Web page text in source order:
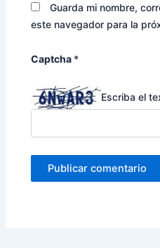
Guarda mi nombre,
este navegador para la
Captcha *
Escriba el